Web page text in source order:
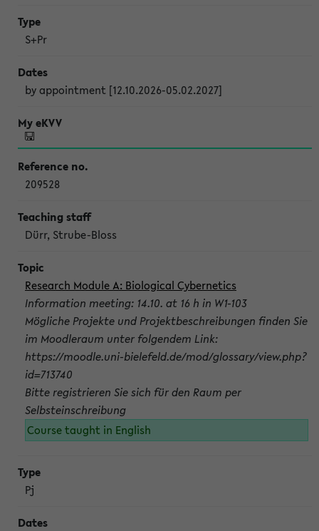
S+Pr
by appointment [12.10.2026-05.02.2027]
209528
Dürr, Strube-Bloss
Research Module A: Biological Cybernetics
Information meeting: 14.10. at 16 h in W1-103
Mögliche Projekte und Projektbeschreibungen finden Sie
im Moodleraum unter folgendem Link:
https://moodle.uni-bielefeld.de/mod/glossary/view.php?
id=713740
Bitte registrieren Sie sich für den Raum per
Selbsteinschreibung
Course taught in English
Pj